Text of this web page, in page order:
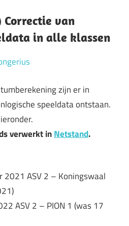
van
in alle klassen
zijn er in
speeldata ontstaan.
verwerkt inNetstand.
2021 ASV 2 – Koningswaal
ASV 2 – PION 1 (was 17